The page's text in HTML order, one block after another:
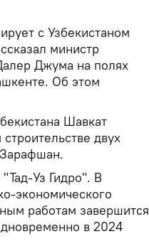
с Узбекистаном
министр
Джума на полях
Об этом
Шавкат
двух
Уз Гидро". В
экономического
работам завершится
в 2024